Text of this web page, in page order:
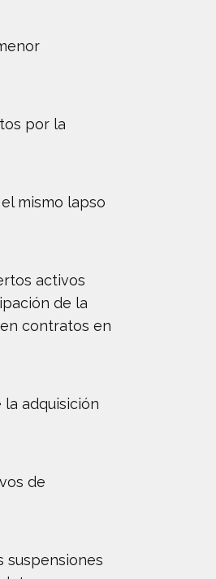
por la
mismo lapso
activos
de la
contratos en
adquisición
de
suspensiones